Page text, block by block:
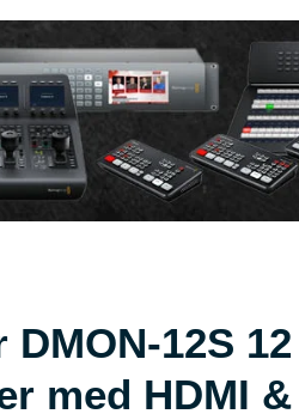
DMON-12S
med HDMI &